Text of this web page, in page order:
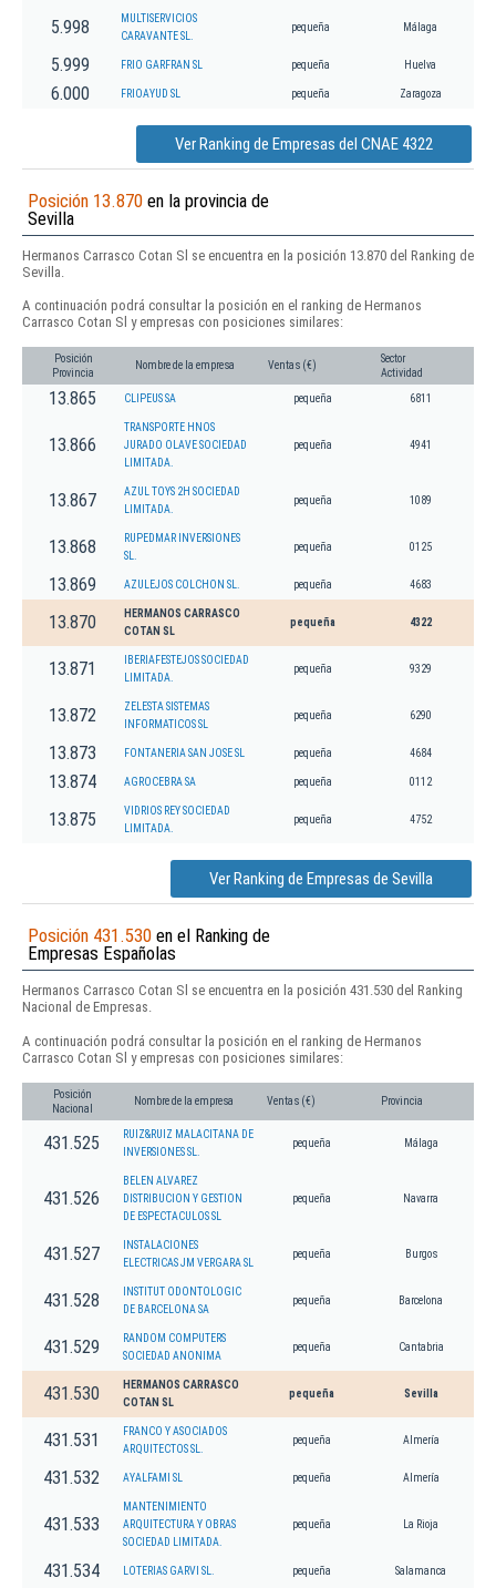
5.998
MULTISERVICIOS
CARAVANTE SL.
pequeña Málaga
5.999 FRIO GARFRAN SL pequeña Huelva
6.000 FRIOAYUD SL pequeña Zaragoza
Ver Ranking de Empresas del CNAE 4322
Posición 13.870 en la provincia de
Sevilla
Hermanos Carrasco Cotan Sl se encuentra en la posición 13.870 del Ranking de
Sevilla.
A continuación podrá consultar la posición en el ranking de Hermanos
Carrasco Cotan Sl y empresas con posiciones similares:
Posición
Provincia
Nombre de la empresa Ventas (€)
Sector
Actividad
13.865 CLIPEUS SA pequeña 6811
13.866
TRANSPORTE HNOS
JURADO OLAVE SOCIEDAD
LIMITADA.
pequeña 4941
13.867
AZUL TOYS 2H SOCIEDAD
LIMITADA.
pequeña 1089
13.868
RUPEDMAR INVERSIONES
SL.
pequeña 0125
13.869 AZULEJOS COLCHON SL. pequeña 4683
13.870
HERMANOS CARRASCO
COTAN SL
pequeña 4322
13.871
IBERIAFESTEJOS SOCIEDAD
LIMITADA.
pequeña 9329
13.872
ZELESTA SISTEMAS
INFORMATICOS SL
pequeña 6290
13.873 FONTANERIA SAN JOSE SL pequeña 4684
13.874 AGROCEBRA SA pequeña 0112
13.875
VIDRIOS REY SOCIEDAD
LIMITADA.
pequeña 4752
Ver Ranking de Empresas de Sevilla
Posición 431.530 en el Ranking de
Empresas Españolas
Hermanos Carrasco Cotan Sl se encuentra en la posición 431.530 del Ranking
Nacional de Empresas.
A continuación podrá consultar la posición en el ranking de Hermanos
Carrasco Cotan Sl y empresas con posiciones similares:
Posición
Nacional
Nombre de la empresa Ventas (€) Provincia
431.525
RUIZ&RUIZ MALACITANA DE
INVERSIONES SL.
pequeña Málaga
431.526
BELEN ALVAREZ
DISTRIBUCION Y GESTION
DE ESPECTACULOS SL
pequeña Navarra
431.527
INSTALACIONES
ELECTRICAS JM VERGARA SL
pequeña Burgos
431.528
INSTITUT ODONTOLOGIC
DE BARCELONA SA
pequeña Barcelona
431.529
RANDOM COMPUTERS
SOCIEDAD ANONIMA
pequeña Cantabria
431.530
HERMANOS CARRASCO
COTAN SL
pequeña Sevilla
431.531
FRANCO Y ASOCIADOS
ARQUITECTOS SL.
pequeña Almería
431.532 AYALFAMI SL pequeña Almería
431.533
MANTENIMIENTO
ARQUITECTURA Y OBRAS
SOCIEDAD LIMITADA.
pequeña La Rioja
431.534 LOTERIAS GARVI SL. pequeña Salamanca